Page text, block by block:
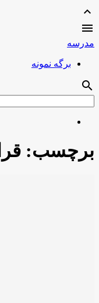
expand_less

مدرسه
برگه نمونه
search
برچسب: